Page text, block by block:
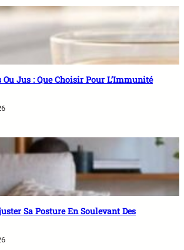
Ou Jus : Que Choisir Pour L’Immunité
Sa Posture En Soulevant Des